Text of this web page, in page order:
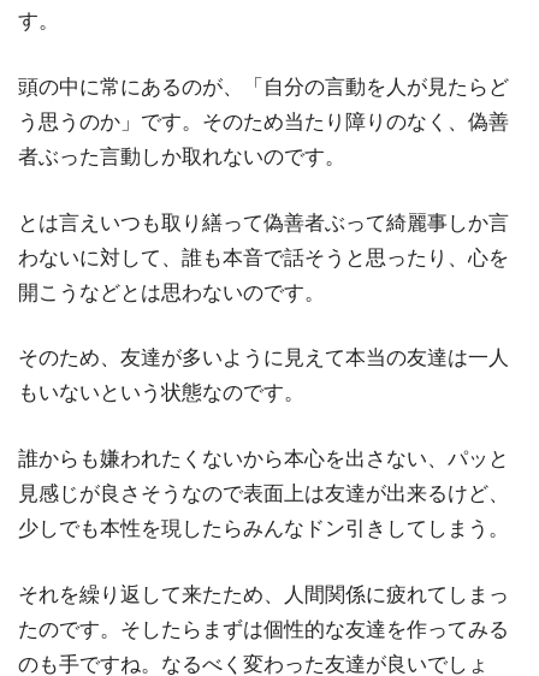
す。
頭の中に常にあるのが、「自分の言動を人が見たらど
う思うのか」です。そのため当たり障りのなく、偽善
者ぶった言動しか取れないのです。
とは言えいつも取り繕って偽善者ぶって綺麗事しか言
わないに対して、誰も本音で話そうと思ったり、心を
開こうなどとは思わないのです。
そのため、友達が多いように見えて本当の友達は一人
もいないという状態なのです。
誰からも嫌われたくないから本心を出さない、パッと
見感じが良さそうなので表面上は友達が出来るけど、
少しでも本性を現したらみんなドン引きしてしまう。
それを繰り返して来たため、人間関係に疲れてしまっ
たのです。そしたらまずは個性的な友達を作ってみる
のも手ですね。なるべく変わった友達が良いでしょ